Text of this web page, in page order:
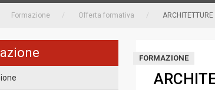
Formazione Offerta formativa ARCHITETTURE
FORMAZIONE